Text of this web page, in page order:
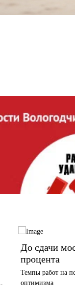
До сдачи
процента
Темпы работ на
оптимизма